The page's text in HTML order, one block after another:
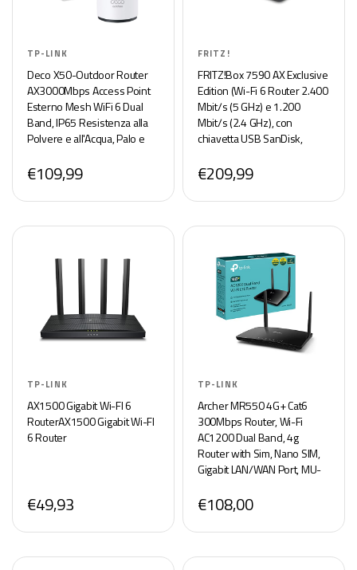
TP-LINK
Deco X50-Outdoor Router
AX3000Mbps Access Point
Esterno Mesh WiFi 6 Dual
Band, IP65 Resistenza alla
Polvere e all'Acqua, Palo e
Alimentazione Poe/AC,
Alexa, Uno Copre 230?
€109,99
FRITZ!
FRITZ!Box 7590 AX Exclusive
Edition (Wi-Fi 6 Router 2.400
Mbit/s (5 GHz) e 1.200
Mbit/s (2.4 GHz), con
chiavetta USB SanDisk,
€209,99
TP-LINK
AX1500 Gigabit Wi-FI 6
RouterAX1500 Gigabit Wi-FI
6 Router
€49,93
TP-LINK
Archer MR550 4G+ Cat6
300Mbps Router, Wi-Fi
AC1200 Dual Band, 4g
Router with Sim, Nano SIM,
Gigabit LAN/WAN Port, MU-
OneMesh Technology
€108,00